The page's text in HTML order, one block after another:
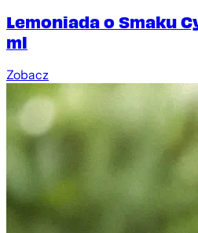
Lemoniada o Smaku
ml
Zobacz